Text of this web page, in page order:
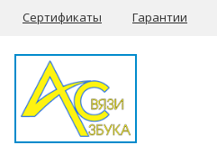
Сертификаты Гарантии